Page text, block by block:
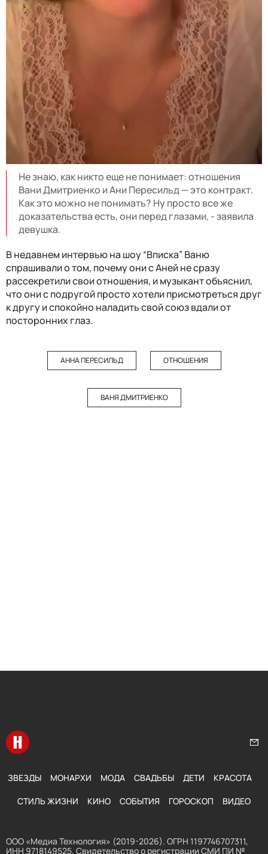
Не знаю, как никто еще не понимает: отношения
Вани Дмитриенко и Ани Пересильд — это контракт.
Как это можно не понимать? Ну просто все же
доказательства есть, они перед глазами, - заявила
девушка.
В недавнем интервью на шоу “Вписка” Ваню
спрашивали о том, почему они с Аней не сразу
рассекретили свои отношения, и музыкант объяснил,
что они с подругой просто хотели присмотреться друг
к другу и спокойно наладить свой союз вдали от
посторонних глаз.
АННА ПЕРЕСИЛЬД ОТНОШЕНИЯ
ВАНЯ ДМИТРИЕНКО
Перейти на главную
ЗВЕЗДЫ МОНАРХИ МОДА СВАДЬБЫ ДЕТИ КРАСОТА
СТИЛЬ ЖИЗНИ КИНО СОБЫТИЯ ГОРОСКОП ВИДЕО
ООО «Медиа Технология» (2019-2026). ОГРН 1197746707311,
ИНН 9718149525. Свидетельство о регистрации СМИ ПИ №